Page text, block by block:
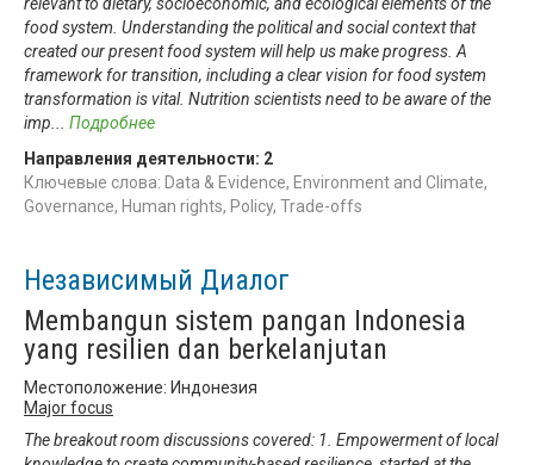
food system. Understanding the political and social context that
created our present food system will help us make progress. A
framework for transition, including a clear vision for food system
transformation is vital. Nutrition scientists need to be aware of the
imp
Подробнее
Направления деятельности: 2
Ключевые слова: Data & Evidence, Environment and Climate,
Governance, Human rights, Policy, Trade-offs
Независимый Диалог
Membangun sistem pangan Indonesia
yang resilien dan berkelanjutan
Местоположение: Индонезия
Major focus
The breakout room discussions covered: 1. Empowerment of local